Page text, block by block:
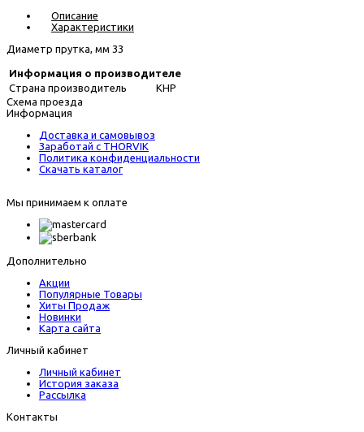
Описание
Характеристики
Диаметр прутка, мм 33
Информация о производителе
Страна производитель
КНР
Схема проезда
Информация
Доставка и самовывоз
Заработай с THORVIK
Политика конфиденциальности
Скачать каталог
Мы принимаем к оплате
Дополнительно
Акции
Популярные Товары
Хиты Продаж
Новинки
Карта сайта
Личный кабинет
Личный кабинет
История заказа
Рассылка
Контакты